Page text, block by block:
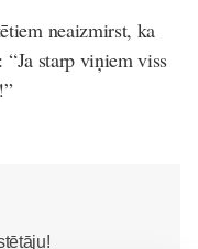
neaizmirst, ka
starp viņiem viss